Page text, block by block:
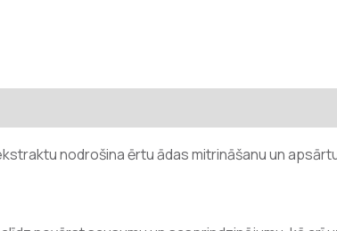
nodrošina ērtu ādas mitrināšanu un